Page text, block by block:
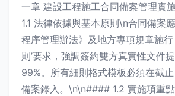
一章 建設工程施工合同備案管理實
1.1 法律依據與基本原則\n合同備案
程序管理辦法》及地方專項規章施行
則’要求，強調簽約雙方真實性文件
99%。所有細則格式模板必須在截
備案錄入。\n\n#### 1.2 實施項重